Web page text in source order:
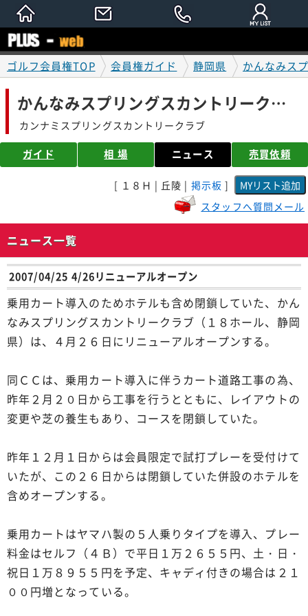
ゴルフ会員権TOP 会員権ガイド 静岡県 かんなみス
かんなみスプリングスカントリークラブ
カンナミスプリングスカントリークラブ
ガイド 相 場 ニュース 売買依頼
[ １８Ｈ | 丘陵 | 掲示板 ]
スタッフへ質問メール
ニュース一覧
2007/04/25 4/26リニューアルオープン
乗用カート導入のためホテルも含め閉鎖していた、かん
なみスプリングスカントリークラブ（１８ホール、静岡
県）は、４月２６日にリニューアルオープンする。
同ＣＣは、乗用カート導入に伴うカート道路工事の為、
昨年２月２０日から工事を行うとともに、レイアウトの
変更や芝の養生もあり、コースを閉鎖していた。
昨年１２月１日からは会員限定で試打プレーを受付けて
いたが、この２６日からは閉鎖していた併設のホテルを
含めオープンする。
乗用カートはヤマハ製の５人乗りタイプを導入、プレー
料金はセルフ（４Ｂ）で平日１万２６５５円、土・日・
祝日１万８９５５円を予定、キャディ付きの場合は２１
００円増となっている。